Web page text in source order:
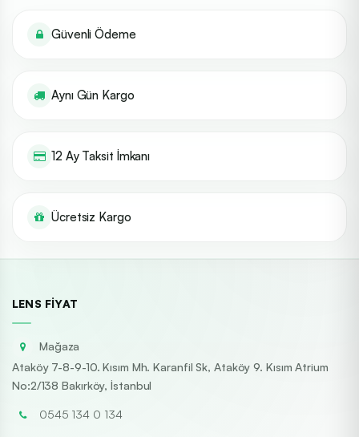
Güvenli Ödeme
Aynı Gün Kargo
12 Ay Taksit İmkanı
Ücretsiz Kargo
LENS FIYAT
Mağaza
Ataköy 7-8-9-10. Kısım Mh. Karanfil Sk, Ataköy 9. Kısım Atrium
No:2/138 Bakırköy, İstanbul
0545 134 0 134